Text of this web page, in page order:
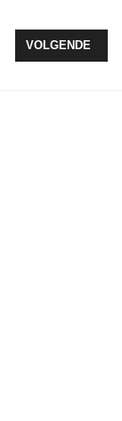
TIM 2019 MET
VOLGENDE
VOLGENDE